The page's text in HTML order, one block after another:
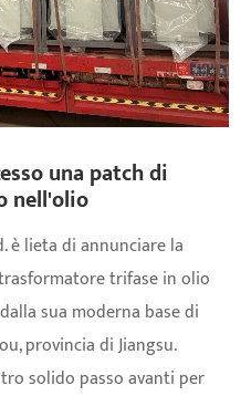
una patch di
nell'olio
è lieta di annunciare la
trifase in olio
sua moderna base di
provincia di Jiangsu.
solido passo avanti per